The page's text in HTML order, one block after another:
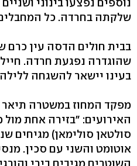
שלקתה בחרדה. כל המחבלים
בבית חולים הדסה עין
שהוגדרה נפגעת חרדה.
בעינו יישאר להשגחה
מפקד המחוז במשטרה
האירועים: "בזירה אחת
סולטאן סולימאן) מגיחים
אוטומט והשני עם סכין.